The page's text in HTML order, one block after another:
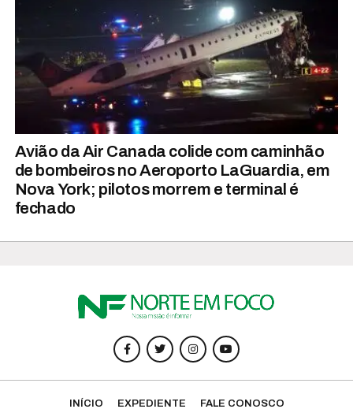
Avião da Air Canada colide com caminhão
de bombeiros no Aeroporto LaGuardia, em
Nova York; pilotos morrem e terminal é
fechado
INÍCIO EXPEDIENTE FALE CONOSCO